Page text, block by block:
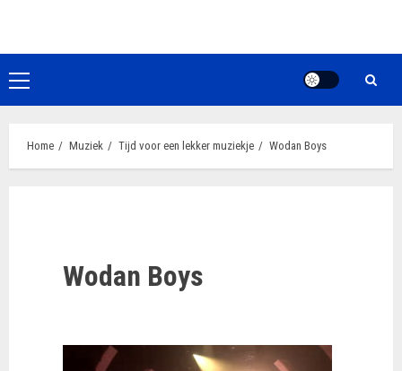
de
inhoudPrimair
menu
Home Muziek Tijd voor een lekker muziekje Wodan Boys
Wodan Boys